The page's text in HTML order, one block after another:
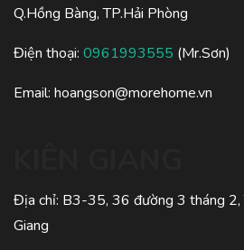
Q.Hồng Bàng, TP.Hải Phòng
Điện thoại: 0961993555 (Mr.Sơn)
Email: hoangson@morehome.vn
Địa chỉ: B3-35, 36 đường 3 tháng 2,
Giang